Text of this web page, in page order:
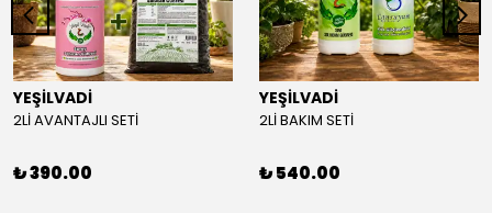
YEŞİLVADİ
2Lİ AVANTAJLI SETİ
₺ 390.00
YEŞİLVADİ
2Lİ BAKIM SETİ
₺ 540.00